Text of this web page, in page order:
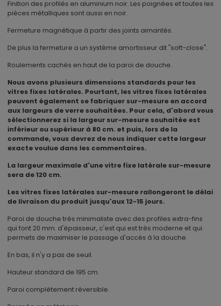
Finition des profilés en aluminium noir. Les poignées et toutes les
pièces métalliques sont aussi en noir.
Fermeture magnétique à partir des joints aimantés.
De plus la fermeture a un système amortisseur dit "soft-close".
Roulements cachés en haut de la paroi de douche.
Nous avons plusieurs dimensions standards pour les
vitres fixes latérales. Pourtant, les vitres fixes latérales
peuvent également se fabriquer sur-mesure en accord
aux largeurs de verre souhaitées. Pour cela, d'abord vous
sélectionnerez si la largeur sur-mesure souhaitée est
inférieur ou supérieur à 80 cm. et puis, lors de la
commande, vous devrez de nous indiquer cette largeur
exacte voulue dans les commentaires.
La largeur maximale d'une vitre fixe latérale sur-mesure
sera de 120 cm.
Les vitres fixes latérales sur-mesure rallongeront le délai
de livraison du produit jusqu'aux 12-15 jours.
Paroi de douche très minimaliste avec des profiles extra-fins
qui font 20 mm. d'épaisseur, c'est qui est très moderne et qui
permets de maximiser le passage d'accès à la douche.
En bas, il n'y a pas de seuil.
Hauteur standard de 195 cm.
Paroi complètement réversible.